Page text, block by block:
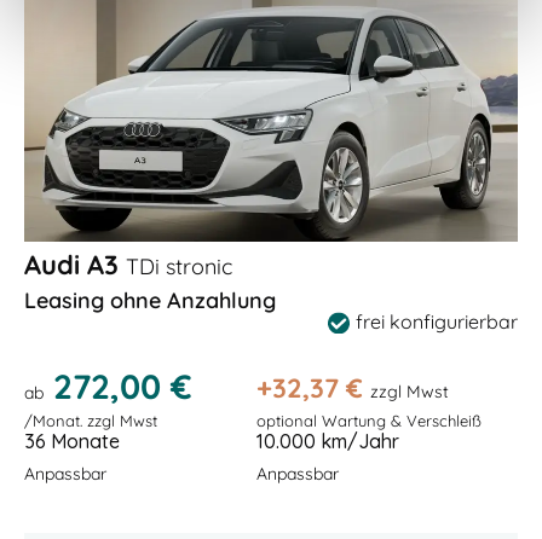
Audi A3 TDi stronic
Leasing ohne Anzahlung
frei konfigurierbar
ab 272,00 €
/Monat. zzgl Mwst
+32,37€ zzgl Mwst
optional Wartung & Verschleiß
36 Monate
Anpassbar
10.000 km/Jahr
Anpassbar